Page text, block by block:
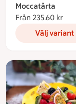
Moccatårta
Från 235.60 kr
Välj variant